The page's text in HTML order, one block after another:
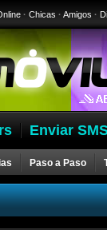
· Chicas · Amigos ·
Enviar
Paso a Paso